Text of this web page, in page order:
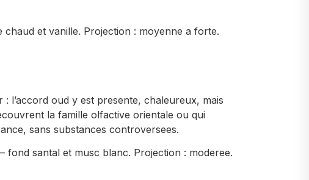
et vanille. Projection : moyenne a forte.
l’accord oud y est presente, chaleureux, mais
la famille olfactive orientale ou qui
sans substances controversees.
santal et musc blanc. Projection : moderee.